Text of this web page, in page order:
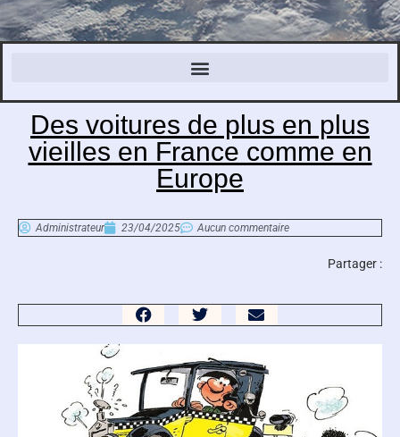
Des voitures de plus en plus
vieilles en France comme en
Europe
Administrateur 23/04/2025 Aucun commentaire
Partager :